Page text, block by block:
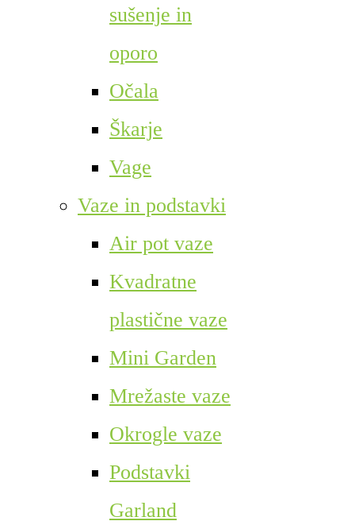
sušenje in
oporo
Očala
Škarje
Vage
Vaze in podstavki
Air pot vaze
Kvadratne
plastične vaze
Mini Garden
Mrežaste vaze
Okrogle vaze
Podstavki
Garland